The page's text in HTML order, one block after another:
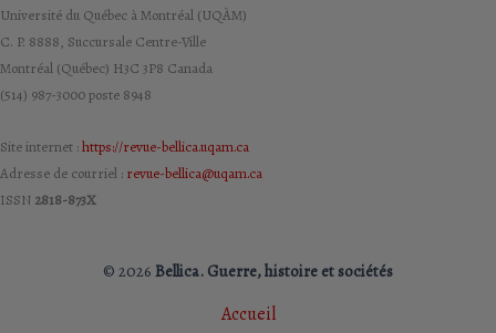
Université du Québec à Montréal (UQÀM)
C. P. 8888, Succursale Centre-Ville
Montréal (Québec) H3C 3P8 Canada
(514) 987-3000 poste 8948
Site internet :https://revue-bellica.uqam.ca
Adresse de courriel : revue-bellica@uqam.ca
ISSN 2818-873X
© 2026 Bellica. Guerre, histoire et sociétés
Accueil